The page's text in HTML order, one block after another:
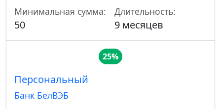
Минимальная сумма:
50
Длительность:
9 месяцев
25%
Персональный
Банк БелВЭБ